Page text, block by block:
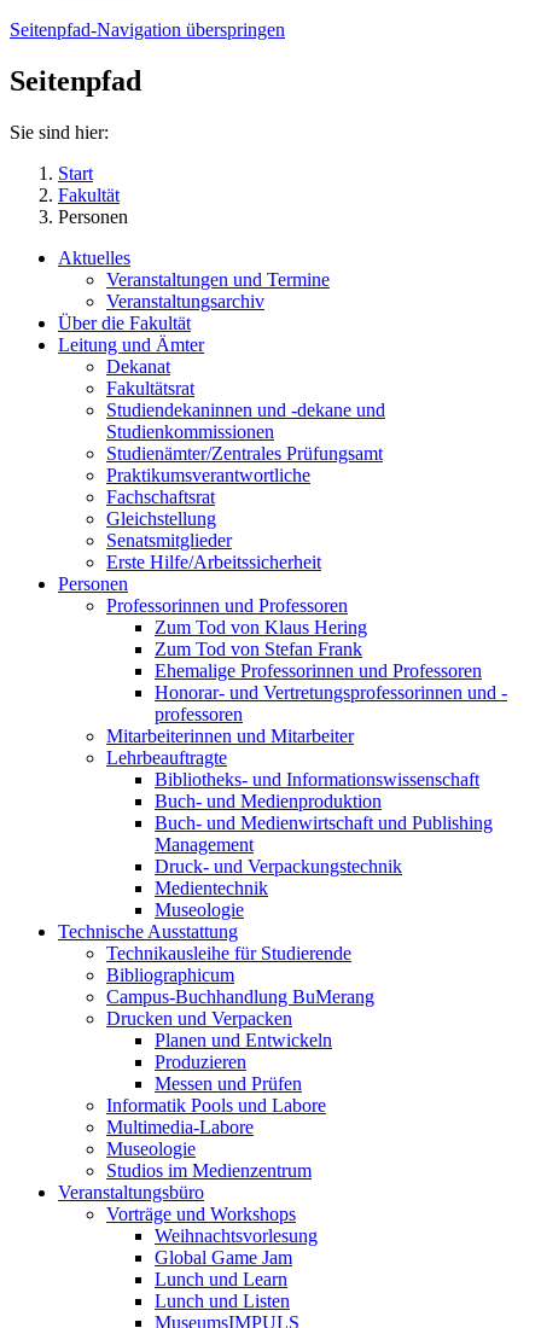
Seitenpfad-Navigation überspringen
Seitenpfad
Sie sind hier:
Start
Fakultät
Personen
Aktuelles
Veranstaltungen und Termine
Veranstaltungsarchiv
Über die Fakultät
Leitung und Ämter
Dekanat
Fakultätsrat
Studiendekaninnen und -dekane und
Studienkommissionen
Studienämter/Zentrales Prüfungsamt
Praktikumsverantwortliche
Fachschaftsrat
Gleichstellung
Senatsmitglieder
Erste Hilfe/Arbeitssicherheit
Personen
Professorinnen und Professoren
Zum Tod von Klaus Hering
Zum Tod von Stefan Frank
Ehemalige Professorinnen und Professoren
Honorar- und Vertretungsprofessorinnen und -
professoren
Mitarbeiterinnen und Mitarbeiter
Lehrbeauftragte
Bibliotheks- und Informationswissenschaft
Buch- und Medienproduktion
Buch- und Medienwirtschaft und Publishing
Management
Druck- und Verpackungstechnik
Medientechnik
Museologie
Technische Ausstattung
Technikausleihe für Studierende
Bibliographicum
Campus-Buchhandlung BuMerang
Drucken und Verpacken
Planen und Entwickeln
Produzieren
Messen und Prüfen
Informatik Pools und Labore
Multimedia-Labore
Museologie
Studios im Medienzentrum
Veranstaltungsbüro
Vorträge und Workshops
Weihnachtsvorlesung
Global Game Jam
Lunch und Learn
Lunch und Listen
MuseumsIMPULS